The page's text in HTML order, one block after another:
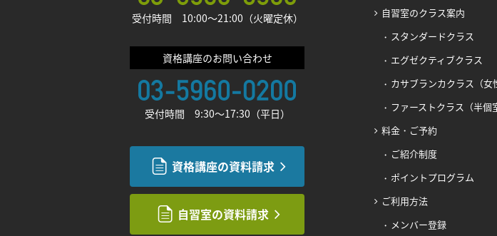
受付時間 10:00〜21:00（火曜定休）
資格講座のお問い合わせ
受付時間 9:30〜17:30（平日）
資格講座の資料請求
自習室の資料請求
自習室のクラス案内
スタンダードクラス
エグゼクティブクラス
カサブランカクラス（女
ファーストクラス（半個
料金・ご予約
ご紹介制度
ポイントプログラム
ご利用方法
メンバー登録